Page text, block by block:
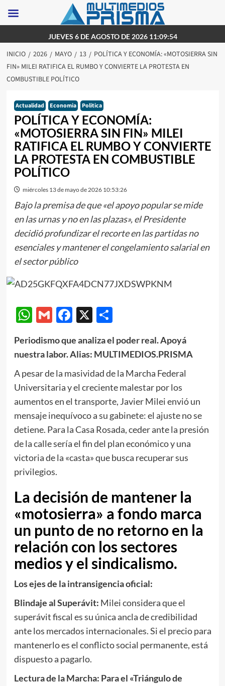
al
contenido
JUEVES 6 DE AGOSTO DE 2026 11:09:54
INICIO 2026 MAYO 13
POLÍTICA Y ECONOMÍA: «MOTOSIERRA SIN
FIN» MILEI RATIFICA EL RUMBO Y CONVIERTE LA PROTESTA EN
COMBUSTIBLE POLÍTICO
Actualidad Economia Politica
POLÍTICA Y ECONOMÍA:
«MOTOSIERRA SIN FIN» MILEI
RATIFICA EL RUMBO Y CONVIERTE
LA PROTESTA EN COMBUSTIBLE
POLÍTICO
miércoles 13 de mayo de 2026 10:53:26
Bajo la premisa de que «el apoyo popular se mide
en las urnas y no en las plazas», el Presidente
decidió profundizar el recorte en las partidas no
esenciales y mantener el congelamiento salarial en
el sector público
WhatsApp
GmailFacebook
X Compartir
Periodismo que analiza el poder real. Apoyá
nuestra labor. Alias: MULTIMEDIOS.PRISMA
A pesar de la masividad de la Marcha Federal
Universitaria y el creciente malestar por los
aumentos en el transporte, Javier Milei envió un
mensaje inequívoco a su gabinete: el ajuste no se
detiene. Para la Casa Rosada, ceder ante la presión
de la calle sería el fin del plan económico y una
victoria de la «casta» que busca recuperar sus
privilegios.
La decisión de mantener la
«motosierra» a fondo marca
un punto de no retorno en la
relación con los sectores
medios y el sindicalismo.
Los ejes de la intransigencia oficial:
Blindaje al Superávit: Milei considera que el
superávit fiscal es su única ancla de credibilidad
ante los mercados internacionales. Si el precio para
mantenerlo es el conflicto social permanente, está
dispuesto a pagarlo.
Lectura de la Marcha: Para el «Triángulo de